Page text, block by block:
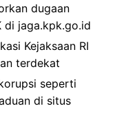
dugaan
di jaga.kpk.go.id
Kejaksaan RI
terdekat
seperti
di situs